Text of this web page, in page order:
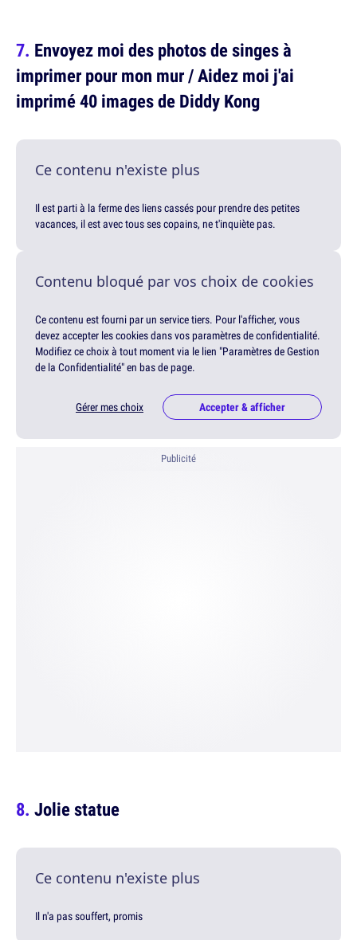
Envoyez moi des photos de singes à
imprimer pour mon mur / Aidez moi j'ai
imprimé 40 images de Diddy Kong
Ce contenu n'existe plus
Il est parti à la ferme des liens cassés pour prendre des petites
vacances, il est avec tous ses copains, ne t'inquiète pas.
Contenu bloqué par vos choix de cookies
Ce contenu est fourni par un service tiers. Pour l'afficher, vous
devez accepter les cookies dans vos paramètres de confidentialité.
Modifiez ce choix à tout moment via le lien "Paramètres de Gestion
de la Confidentialité" en bas de page.
Gérer mes choix Accepter & afficher
Publicité
Jolie statue
Ce contenu n'existe plus
Il n'a pas souffert, promis